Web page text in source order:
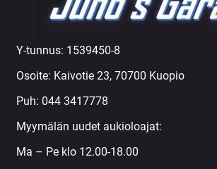
Y-tunnus: 1539450-8
Osoite: Kaivotie 23, 70700 Kuopio
Puh: 044 3417778
Myymälän uudet aukioloajat:
Ma – Pe klo 12.00-18.00